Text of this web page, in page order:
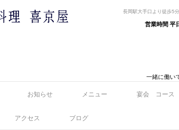
長岡駅大手口より徒歩5
営業時間
一緒に働い
お知らせ メニュー 宴会 コース
アクセス ブログ